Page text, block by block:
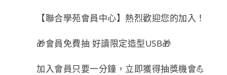
c
b
o
n
i
t
e
p
L
i
i
t
【聯合學苑會員中心】熱烈歡迎您的加入！
🎁會員免費抽 好讀限定造型USB🎁
加入會員只要一分鐘，立即獲得抽獎機會💪